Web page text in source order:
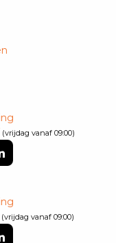
(vrijdag vanaf 09:00)
(vrijdag vanaf 09:00)